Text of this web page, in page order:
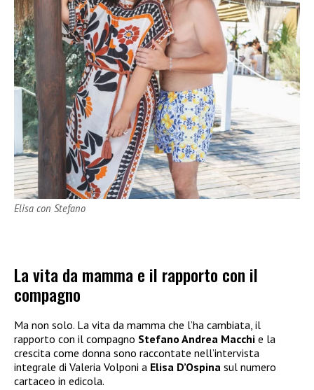
Elisa con Stefano
La vita da mamma e il rapporto con il
compagno
Ma non solo. La vita da mamma che l’ha cambiata, il
rapporto con il compagno Stefano Andrea Macchi e la
crescita come donna sono raccontate nell’intervista
integrale di Valeria Volponi a Elisa D’Ospina sul numero
cartaceo in edicola.